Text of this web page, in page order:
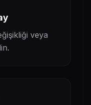
veya